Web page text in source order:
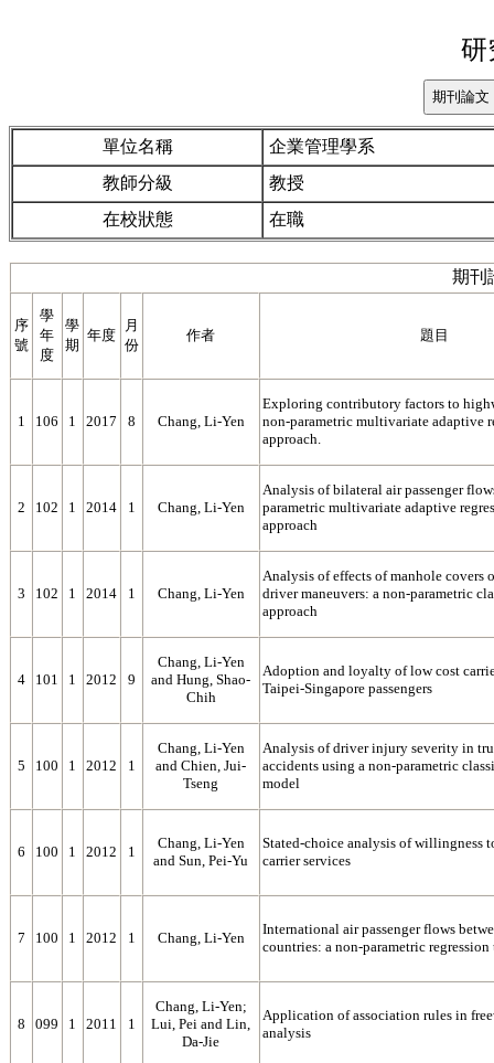
研
單位名稱
企業管理學系
教師分級
教授
在校狀態
在職
期刊
序
號
學
年
度
學
期
年度
月
份
作者 題目
1 106 1 2017 8 Chang, Li-Yen
Exploring contributory factors to
non-parametric multivariate adaptive
approach.
2 102 1 2014 1 Chang, Li-Yen
Analysis of bilateral air passenger
parametric multivariate adaptive
approach
3 102 1 2014 1 Chang, Li-Yen
Analysis of effects of manhole covers
driver maneuvers: a non-parametric
approach
4 101 1 2012 9
Chang, Li-Yen
and Hung, Shao-
Chih
Adoption and loyalty of low cost
Taipei-Singapore passengers
5 100 1 2012 1
Chang, Li-Yen
and Chien, Jui-
Tseng
Analysis of driver injury severity in
accidents using a non-parametric
model
6 100 1 2012 1
Chang, Li-Yen
and Sun, Pei-Yu
Stated-choice analysis of willingness
carrier services
7 100 1 2012 1 Chang, Li-Yen
International air passenger flows
countries: a non-parametric regression
8 099 1 2011 1
Chang, Li-Yen;
Lui, Pei and Lin,
Da-Jie
Application of association rules in
analysis